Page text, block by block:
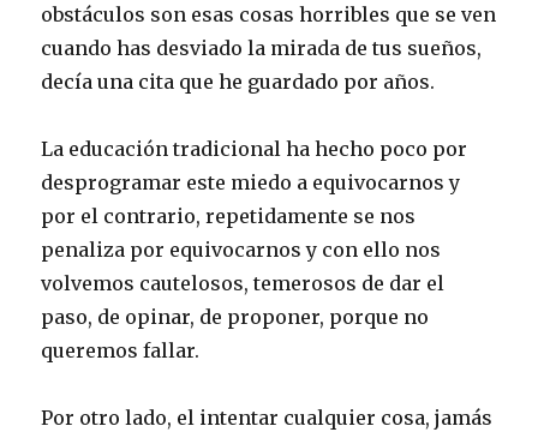
obstáculos son esas cosas horribles que se ven
cuando has desviado la mirada de tus sueños,
decía una cita que he guardado por años.
La educación tradicional ha hecho poco por
desprogramar este miedo a equivocarnos y
por el contrario, repetidamente se nos
penaliza por equivocarnos y con ello nos
volvemos cautelosos, temerosos de dar el
paso, de opinar, de proponer, porque no
queremos fallar.
Por otro lado, el intentar cualquier cosa, jamás